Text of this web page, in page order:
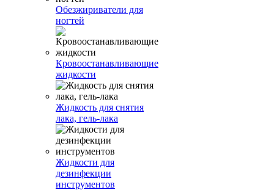
Обезжириватели для
ногтей
Кровоостанавливающие
жидкости
Жидкость для снятия
лака, гель-лака
Жидкости для
дезинфекции
инструментов